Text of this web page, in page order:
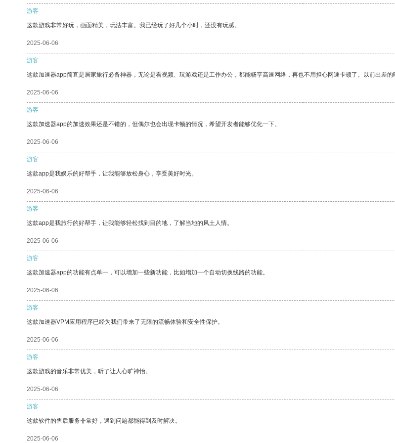
游客
这款游戏非常好玩，画面精美，玩法丰富。我已经玩了好几个小时，还没有玩腻。
2025-06-06
游客
这款加速器app简直是居家旅行必备神器，无论是看视频、玩游戏还是工作办公，都能畅享高速网络，再也不用担心网速卡顿了。以前出差
2025-06-06
游客
这款加速器app的加速效果还是不错的，但偶尔也会出现卡顿的情况，希望开发者能够优化一下。
2025-06-06
游客
这款app是我娱乐的好帮手，让我能够放松身心，享受美好时光。
2025-06-06
游客
这款app是我旅行的好帮手，让我能够轻松找到目的地，了解当地的风土人情。
2025-06-06
游客
这款加速器app的功能有点单一，可以增加一些新功能，比如增加一个自动切换线路的功能。
2025-06-06
游客
这款加速器VPM应用程序已经为我们带来了无限的流畅体验和安全性保护。
2025-06-06
游客
这款游戏的音乐非常优美，听了让人心旷神怡。
2025-06-06
游客
这款软件的售后服务非常好，遇到问题都能得到及时解决。
2025-06-06